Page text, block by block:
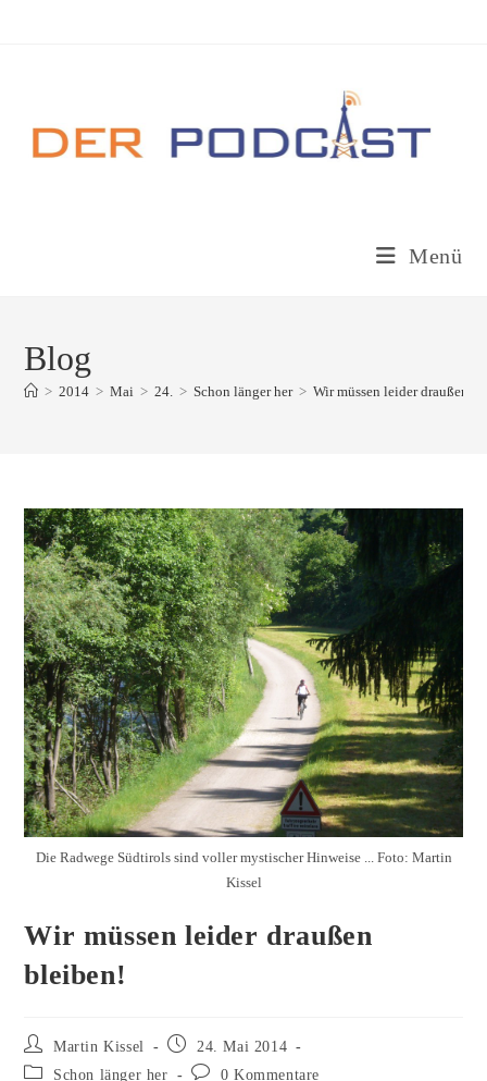
Menü
Blog
> 2014 > Mai > 24. > Schon länger her > Wir müssen leider draußen
Die Radwege Südtirols sind voller mystischer Hinweise ... Foto: Martin
Kissel
Wir müssen leider draußen
bleiben!
Beitrags-
Autor:
Martin Kissel
Beitrag
veröffentlicht:
24. Mai 2014
Beitrags-Schon länger her
Beitrags-0 Kommentare